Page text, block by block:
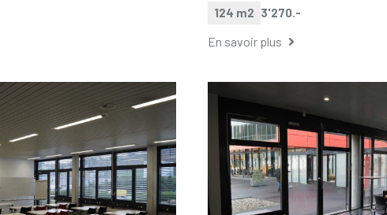
124 m2 3'270.-
En savoir plus